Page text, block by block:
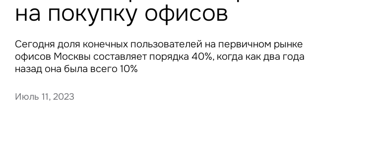
Оценка
Управление проектами строительства
на покупку офисов
Сегодня доля конечных пользователей на первичном рынке
офисов Москвы составляет порядка 40%, когда как два года
назад она была всего 10%
Июль 11, 2023